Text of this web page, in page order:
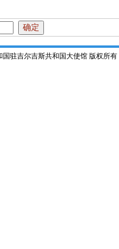
国驻吉尔吉斯共和国大使馆 版权所有